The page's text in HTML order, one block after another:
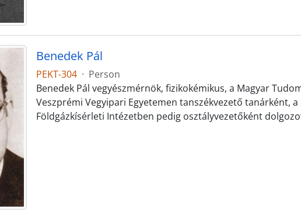
Benedek Pál
PEKT-304 · Person
Benedek Pál vegyészmérnök, fizikokémikus, a Magyar
Veszprémi Vegyipari Egyetemen tanszékvezető tanárként, a
Földgázkísérleti Intézetben pedig osztályvezetőként